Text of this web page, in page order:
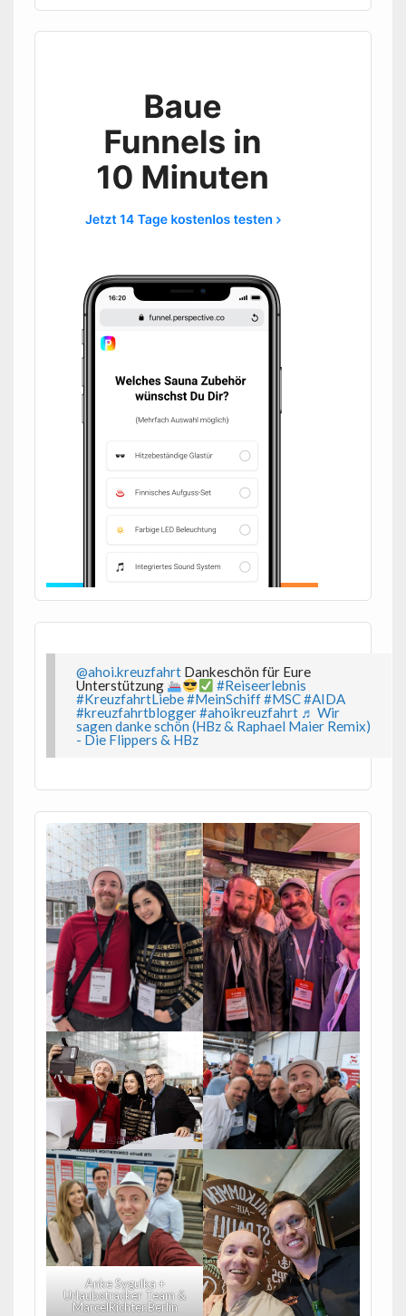
@ahoi.kreuzfahrt Dankeschön für Eure
Unterstützung
#Reiseerlebnis
#KreuzfahrtLiebe#MeinSchiff#MSC#AIDA
#kreuzfahrtblogger#ahoikreuzfahrt ♬ Wir
sagen danke schön (HBz & Raphael Maier Remix)
- Die Flippers & HBz
Anke Sygulka +
Urlaubstracker Team &
MarcelRichter.Berlin